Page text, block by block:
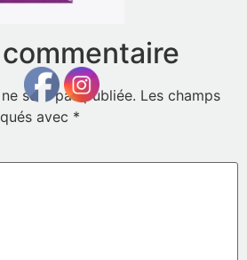
sera pas publiée. Les champs
avec *